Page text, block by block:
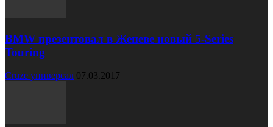
BMW презентовал в Женеве новый 5-Series
Touring
Cruze универсал 07.03.2017